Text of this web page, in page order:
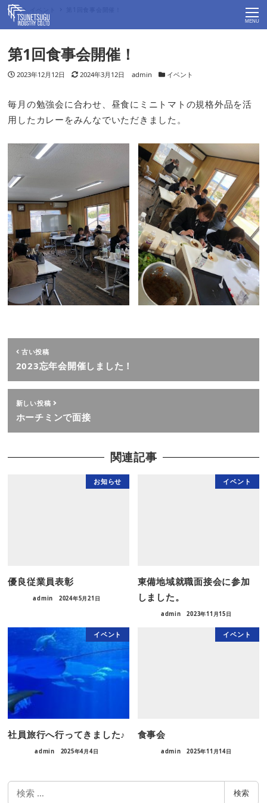
MENU
Top
第1回食事会開催！
投稿日
2023年12月12日 更新日
2024年3月12日 著者
admin カテゴリー
イベント
毎月の勉強会に合わせ、昼食にミニトマトの規格外品を活
用したカレーをみんなでいただきました。
古い投稿
2023忘年会開催しました！
新しい投稿
ホーチミンで面接
関連記事
お知らせ
優良従業員表彰
admin 2024年5月21日
イベント
東備地域就職面接会に参加
しました。
admin 2023年11月15日
イベント
社員旅行へ行ってきました♪
admin 2025年4月4日
イベント
食事会
admin 2025年11月14日
検索